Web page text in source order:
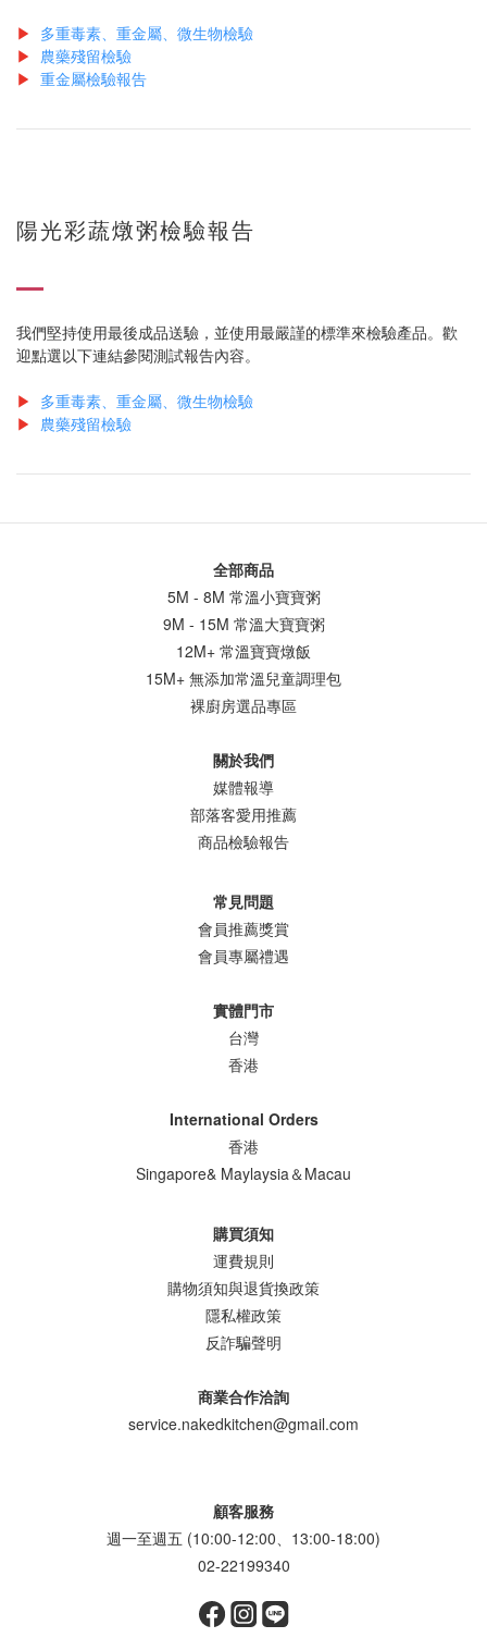
▶ 多重毒素、重金屬、微生物檢驗
▶ 農藥殘留檢驗
▶ 重金屬檢驗報告
陽光彩蔬燉粥檢驗報告
我們堅持使用最後成品送驗，並使用最嚴謹的標準來檢驗產品。歡
迎點選以下連結參閱測試報告內容。
▶ 多重毒素、重金屬、微生物檢驗
▶ 農藥殘留檢驗
全部商品
5M - 8M 常溫小寶寶粥
9M - 15M 常溫大寶寶粥
12M+ 常溫寶寶燉飯
15M+ 無添加常溫兒童調理包
裸廚房選品專區
關於我們
媒體報導
部落客愛用推薦
商品檢驗報告
常見問題
會員推薦獎賞
會員專屬禮遇
實體門市
台灣
香港
International Orders
香港
Singapore& Maylaysia＆Macau
購買須知
運費規則
購物須知與退貨換政策
隱私權政策
反詐騙聲明
商業合作洽詢
service.nakedkitchen@gmail.com
顧客服務
週一至週五 (10:00-12:00、13:00-18:00)
02-22199340